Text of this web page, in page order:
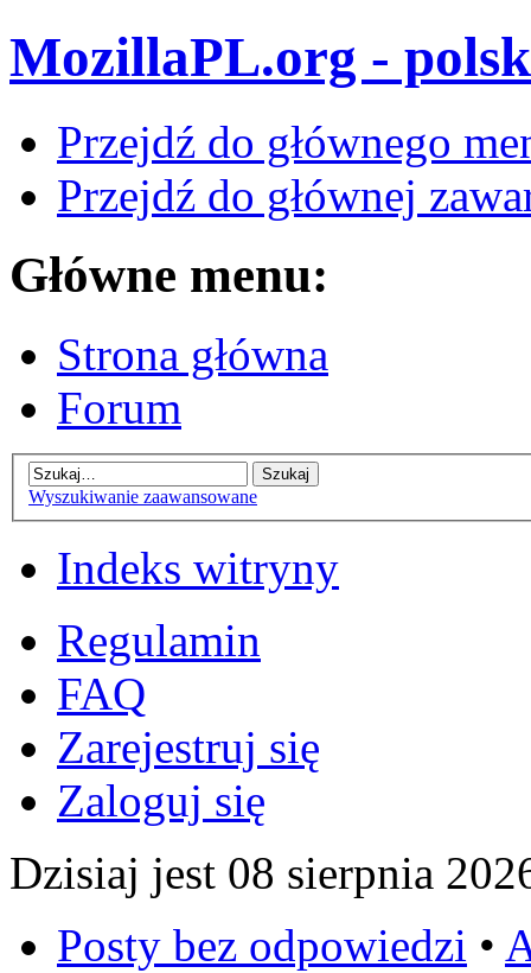
MozillaPL.org -
Przejdź do głównego
Przejdź do głównej
Główne menu:
Strona główna
Forum
Wyszukiwanie zaawansowane
Indeks witryny
Regulamin
FAQ
Zarejestruj się
Zaloguj się
Dzisiaj jest 08 sierpnia
Posty bez odpowiedzi •